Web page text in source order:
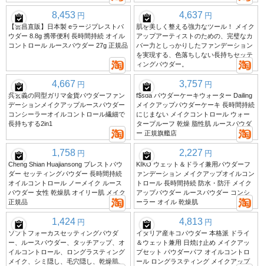
8,453 円
【雲昌直販】日本製 eラージプレストパ
ウダー 8.8g 携帯便利 長時間持続 オイル
コントロール ルースパウダー 27g 正規品
4,637 円
肌を美しく整える強力なツール！ メイク
アップアーティストのための、完璧なカ
バー力としっかりしたファンデーション
を実現する、色落ちしない長持ちセッテ
ィングパウダー。
4,667 円
呉玄義の同型ガリマ金貨パウダーファン
デーションメイクアップルースパウダー
コンシーラーオイルコントロール繊細で
長持ちする2in1
3,757 円
f$sda パウダーケーキウォーター Dailing
メイクアップパウダーケーキ 長時間持続
にじまない メイクコントロール ウォー
タープルーフ 乾燥 脂性肌 ルースパウダ
ー 正規旗艦店
1,758 円
Cheng Shian Huajiansong プレストパウ
ダー セッティングパウダー 長時間持続
オイルコントロール ノーメイク ルース
パウダー 女性 乾燥肌 オイリー肌 メイク
正規品
2,227 円
KIKO ウェット＆ドライ兼用パウダーフ
ァンデーション メイクアップオイルコン
トロール 長時間持続 防水・防汗 メイク
アップパウダー ルースパウダー コンシ
ーラー オイル 乾燥肌
1,424 円
ソフトフォーカスセッティングパウダ
ー、ルースパウダー、タッチアップ、オ
イルコントロール、ロングラスティング
メイク、シミ隠し、毛穴隠し、乾燥肌、
4,813 円
イタリア産キコパウダー 本格派 ドライ
＆ウェット兼用 日焼け止め メイクアッ
プセット パウダーパフ オイルコントロ
ール ロングラスティング メイクアップ